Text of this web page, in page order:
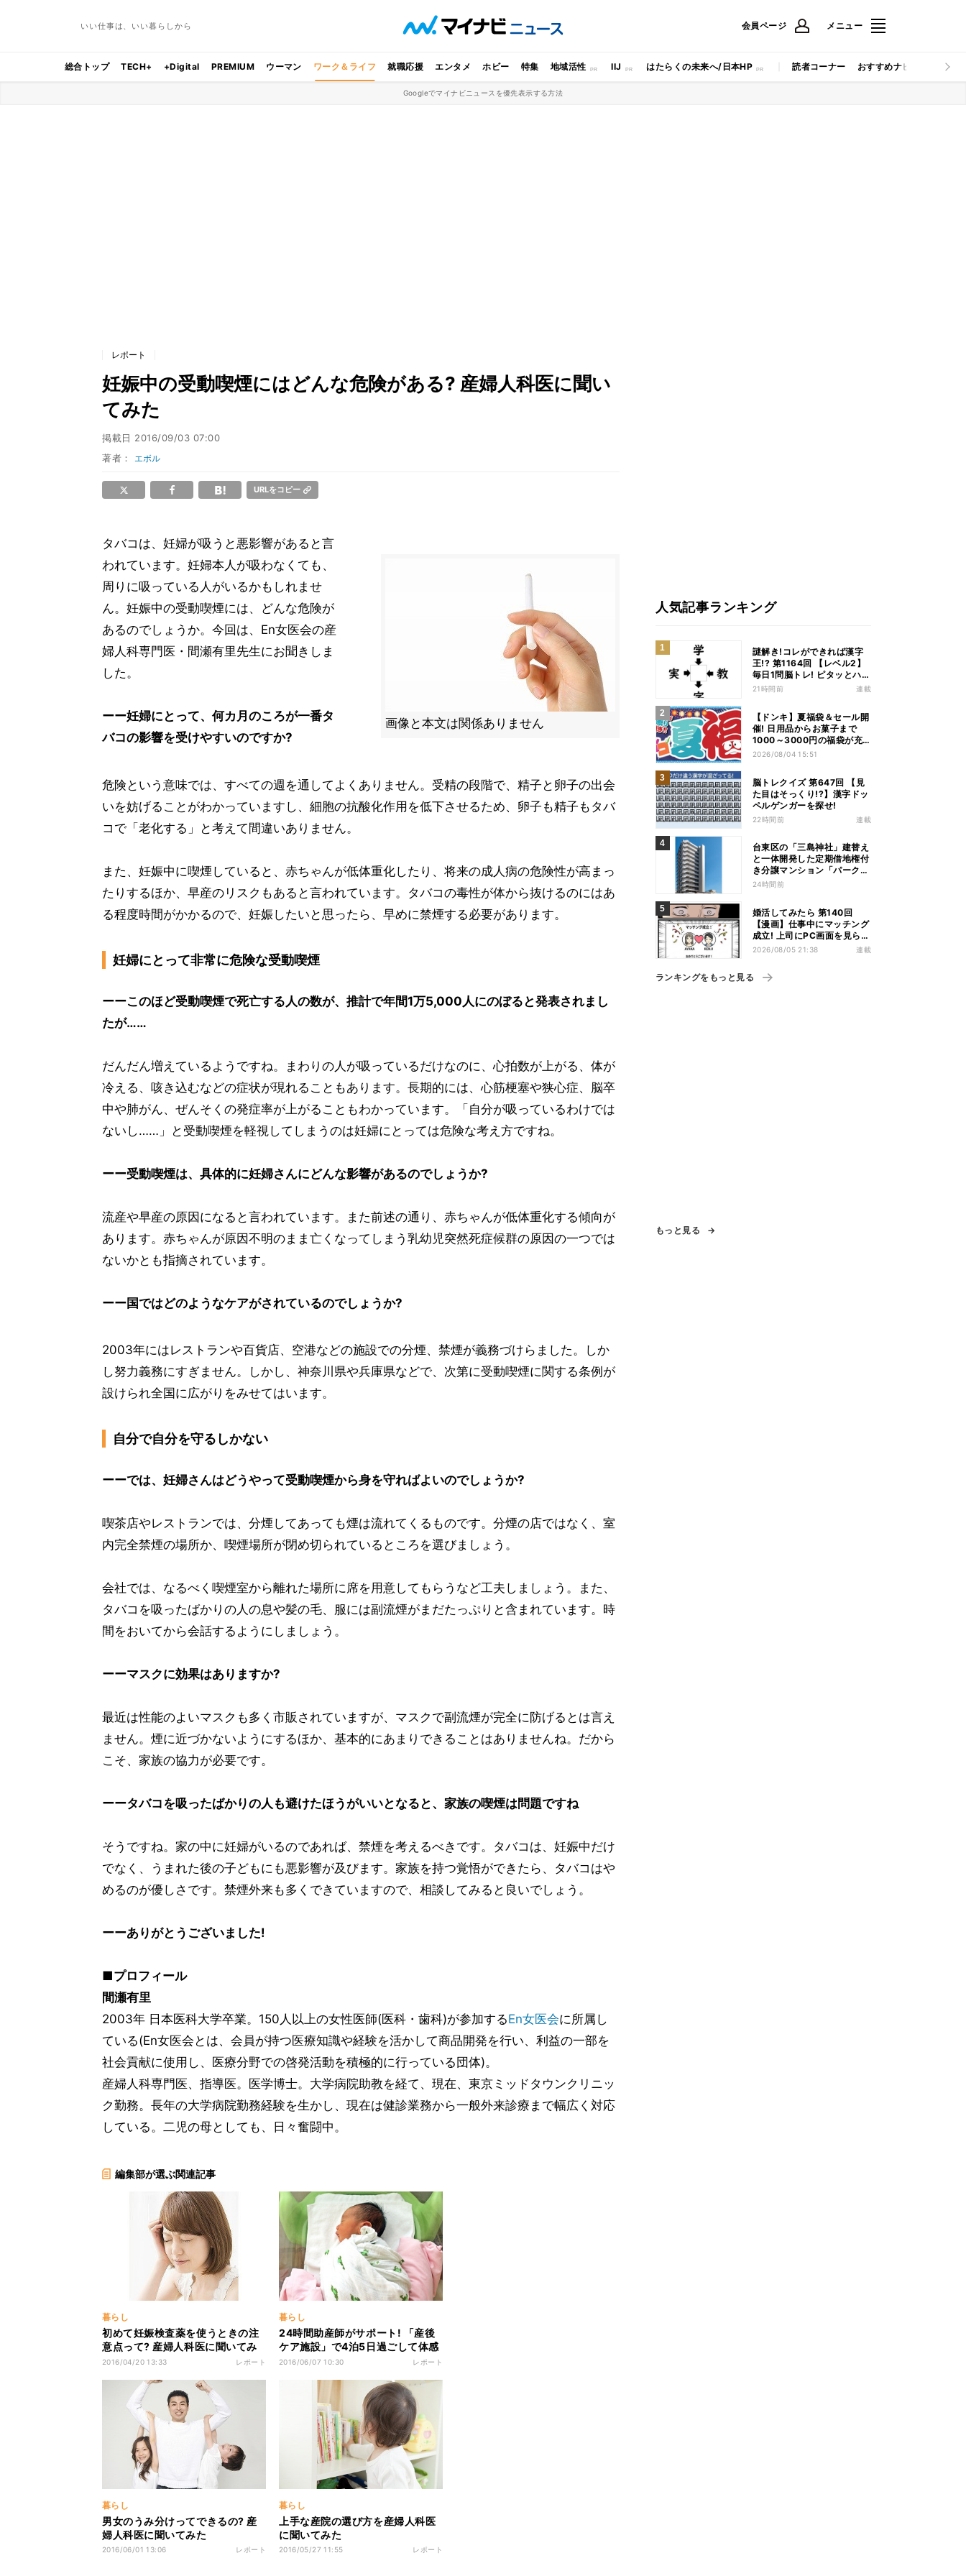
いい仕事は、いい暮らしから 会員ページ メニュー
総合トップ TECH+ +Digital PREMIUM ウーマン ワーク＆ライフ 就職応援 エンタメ ホビー 特集 地域活性 IIJ はたらくの未来へ/日本HP 読者コーナー おすすめナビ マイナビ
Googleでマイナビニュースを優先表示する方法
レポート
妊娠中の受動喫煙にはどんな危険がある? 産婦人科医に聞い
てみた
掲載日 2016/09/03 07:00
著者： エボル
URLをコピー
画像と本文は関係ありません
タバコは、妊婦が吸うと悪影響があると言
われています。妊婦本人が吸わなくても、
周りに吸っている人がいるかもしれませ
ん。妊娠中の受動喫煙には、どんな危険が
あるのでしょうか。今回は、En女医会の産
婦人科専門医・間瀬有里先生にお聞きしま
した。
ーー妊婦にとって、何カ月のころが一番タ
バコの影響を受けやすいのですか?
危険という意味では、すべての週を通してよくありません。受精の段階で、精子と卵子の出会
いを妨げることがわかっていますし、細胞の抗酸化作用を低下させるため、卵子も精子もタバ
コで「老化する」と考えて間違いありません。
また、妊娠中に喫煙していると、赤ちゃんが低体重化したり、将来の成人病の危険性が高まっ
たりするほか、早産のリスクもあると言われています。タバコの毒性が体から抜けるのにはあ
る程度時間がかかるので、妊娠したいと思ったら、早めに禁煙する必要があります。
妊婦にとって非常に危険な受動喫煙
ーーこのほど受動喫煙で死亡する人の数が、推計で年間1万5,000人にのぼると発表されまし
たが……
だんだん増えているようですね。まわりの人が吸っているだけなのに、心拍数が上がる、体が
冷える、咳き込むなどの症状が現れることもあります。長期的には、心筋梗塞や狭心症、脳卒
中や肺がん、ぜんそくの発症率が上がることもわかっています。「自分が吸っているわけでは
ないし……」と受動喫煙を軽視してしまうのは妊婦にとっては危険な考え方ですね。
ーー受動喫煙は、具体的に妊婦さんにどんな影響があるのでしょうか?
流産や早産の原因になると言われています。また前述の通り、赤ちゃんが低体重化する傾向が
あります。赤ちゃんが原因不明のまま亡くなってしまう乳幼児突然死症候群の原因の一つでは
ないかとも指摘されています。
ーー国ではどのようなケアがされているのでしょうか?
2003年にはレストランや百貨店、空港などの施設での分煙、禁煙が義務づけらました。しか
し努力義務にすぎません。しかし、神奈川県や兵庫県などで、次第に受動喫煙に関する条例が
設けられ全国に広がりをみせてはいます。
自分で自分を守るしかない
ーーでは、妊婦さんはどうやって受動喫煙から身を守ればよいのでしょうか?
喫茶店やレストランでは、分煙してあっても煙は流れてくるものです。分煙の店ではなく、室
内完全禁煙の場所か、喫煙場所が閉め切られているところを選びましょう。
会社では、なるべく喫煙室から離れた場所に席を用意してもらうなど工夫しましょう。また、
タバコを吸ったばかりの人の息や髪の毛、服には副流煙がまだたっぷりと含まれています。時
間をおいてから会話するようにしましょう。
ーーマスクに効果はありますか?
最近は性能のよいマスクも多く市販されていますが、マスクで副流煙が完全に防げるとは言え
ません。煙に近づかないようにするほか、基本的にあまりできることはありませんね。だから
こそ、家族の協力が必要です。
ーータバコを吸ったばかりの人も避けたほうがいいとなると、家族の喫煙は問題ですね
そうですね。家の中に妊婦がいるのであれば、禁煙を考えるべきです。タバコは、妊娠中だけ
でなく、うまれた後の子どもにも悪影響が及びます。家族を持つ覚悟ができたら、タバコはや
めるのが優しさです。禁煙外来も多くできていますので、相談してみると良いでしょう。
ーーありがとうございました!
■プロフィール
間瀬有里
2003年 日本医科大学卒業。150人以上の女性医師(医科・歯科)が参加するEn女医会に所属し
ている(En女医会とは、会員が持つ医療知識や経験を活かして商品開発を行い、利益の一部を
社会貢献に使用し、医療分野での啓発活動を積極的に行っている団体)。
産婦人科専門医、指導医。医学博士。大学病院助教を経て、現在、東京ミッドタウンクリニッ
ク勤務。長年の大学病院勤務経験を生かし、現在は健診業務から一般外来診療まで幅広く対応
している。二児の母としても、日々奮闘中。
編集部が選ぶ関連記事
暮らし
初めて妊娠検査薬を使うときの注
意点って? 産婦人科医に聞いてみ
た
2016/04/20 13:33 レポート
暮らし
24時間助産師がサポート! 「産後
ケア施設」で4泊5日過ごして体感
できたこと
2016/06/07 10:30 レポート
暮らし
男女のうみ分けってできるの? 産
婦人科医に聞いてみた
2016/06/01 13:06 レポート
暮らし
上手な産院の選び方を産婦人科医
に聞いてみた
2016/05/27 11:55 レポート
人気記事ランキング
謎解き!コレができれば漢字
王!? 第1164回 【レベル2】
毎日1問脳トレ! ピタッとハマ
る漢字はどれだ?
21時間前 連載
【ドンキ】夏福袋＆セール開
催! 日用品からお菓子まで
1000～3000円の福袋が充
実、家電やアパレルなど人気
2026/08/04 15:51
脳トレクイズ 第647回 【見
た目はそっくり!?】漢字ドッ
ペルゲンガーを探せ!
22時間前 連載
台東区の「三島神社」建替え
と一体開発した定期借地権付
き分譲マンション「パークホ
ームズ入谷」竣工
24時間前
婚活してみたら 第140回
【漫画】仕事中にマッチング
成立! 上司にPC画面を見られ
た結果…
2026/08/05 21:38 連載
ランキングをもっと見る
もっと見る